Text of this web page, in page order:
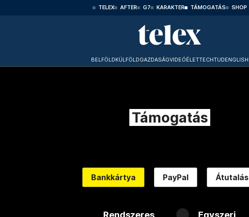
TELEX AFTER G7 KARAKTER TÁMOGATÁS SHOP
BELFÖLDKÜLFÖLDGAZDASÁGVIDEÓÉLETTECHTUDENGLISH
Támogatás
Bankkártya PayPal Átutalás
Rendszeres Egyszeri